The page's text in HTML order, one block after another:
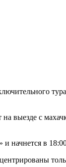
выезде с
начнется в